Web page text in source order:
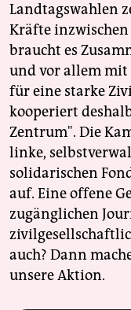
Landtagswahlen
Kräfte inzwischen
braucht es
und vor allem mit
für eine starke
kooperiert
Zentrum". Die
linke,
solidarischen
auf. Eine offene
zugänglichen
auch? Dann
unsere Aktion.